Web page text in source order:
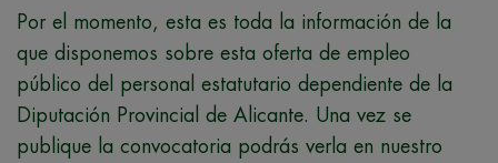
Por el momento, esta es toda la información de la
que disponemos sobre esta oferta de empleo
público del personal estatutario dependiente de la
Diputación Provincial de Alicante. Una vez se
publique la convocatoria podrás verla en nuestro